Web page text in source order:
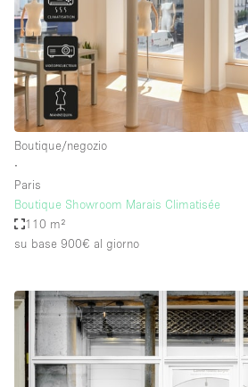
Boutique/negozio
∙
Paris
Boutique Showroom Marais Climatisée
110 m²
su base 900€ al giorno